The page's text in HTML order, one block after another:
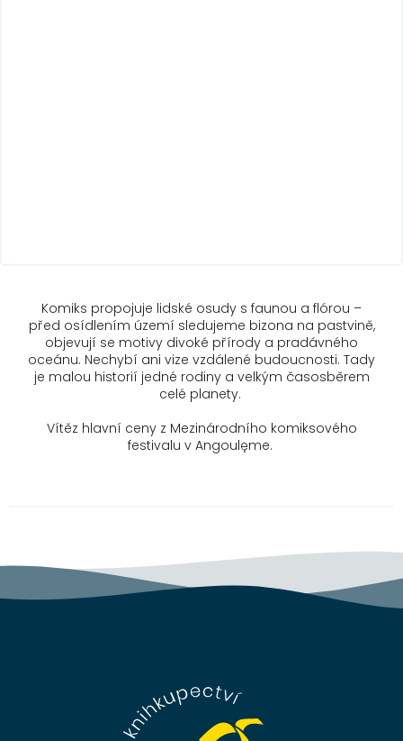
Komiks propojuje lidské osudy s faunou a flórou –
před osídlením území sledujeme bizona na pastvině,
objevují se motivy divoké přírody a pradávného
oceánu. Nechybí ani vize vzdálené budoucnosti. Tady
je malou historií jedné rodiny a velkým časosběrem
celé planety.
Vítěz hlavní ceny z Mezinárodního komiksového
festivalu v Angoulęme.